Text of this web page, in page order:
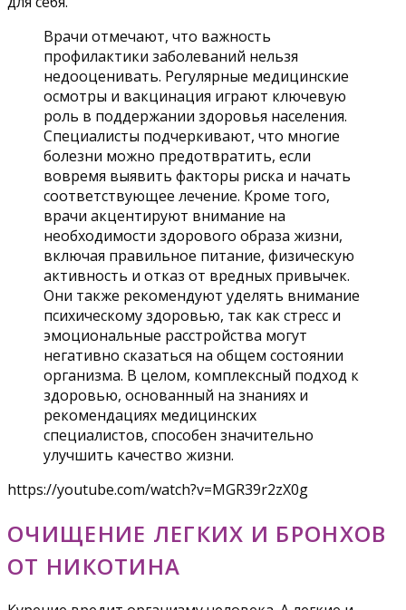
Врачи отмечают, что важность
профилактики заболеваний нельзя
недооценивать. Регулярные медицинские
осмотры и вакцинация играют ключевую
роль в поддержании здоровья населения.
Специалисты подчеркивают, что многие
болезни можно предотвратить, если
вовремя выявить факторы риска и начать
соответствующее лечение. Кроме того,
врачи акцентируют внимание на
необходимости здорового образа жизни,
включая правильное питание, физическую
активность и отказ от вредных привычек.
Они также рекомендуют уделять внимание
психическому здоровью, так как стресс и
эмоциональные расстройства могут
негативно сказаться на общем состоянии
организма. В целом, комплексный подход к
здоровью, основанный на знаниях и
рекомендациях медицинских
специалистов, способен значительно
улучшить качество жизни.
https://youtube.com/watch?v=MGR39r2zX0g
ОЧИЩЕНИЕ ЛЕГКИХ И БРОНХОВ
ОТ НИКОТИНА